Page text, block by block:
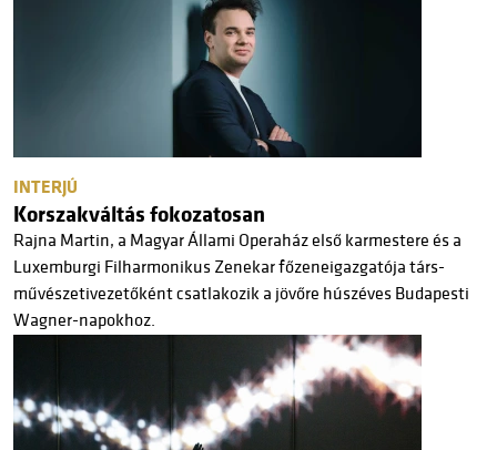
INTERJÚ
Korszakváltás fokozatosan
Rajna Martin, a Magyar Állami Operaház első karmestere és a
Luxemburgi Filharmonikus Zenekar főzeneigazgatója társ-
művészetivezetőként csatlakozik a jövőre húszéves Budapesti
Wagner-napokhoz.